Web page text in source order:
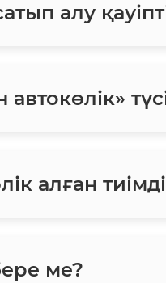
алу
алған
ме?